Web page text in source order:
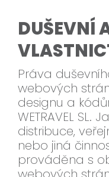
DUŠEVNÍ
Práva
webových
designu a
WETRAVEL SL.
distribuce,
nebo jiná
prováděna s